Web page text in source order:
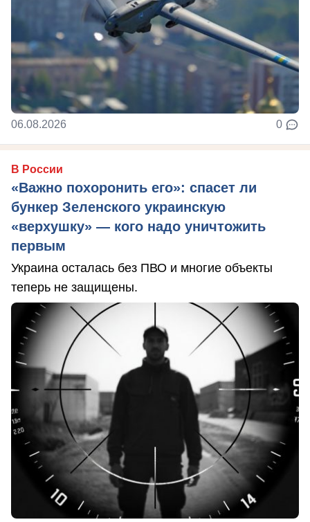
06.08.2026 0
В России
«Важно похоронить его»: спасет ли
бункер Зеленского украинскую
«верхушку» — кого надо уничтожить
первым
Украина осталась без ПВО и многие объекты
теперь не защищены.